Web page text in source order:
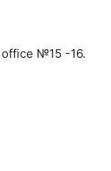
office №15 -16.